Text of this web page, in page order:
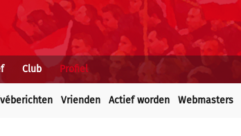
Club Profiel
Vrienden Actief worden Webmasters